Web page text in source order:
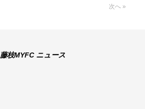
次へ »
藤枝MYFC ニュース